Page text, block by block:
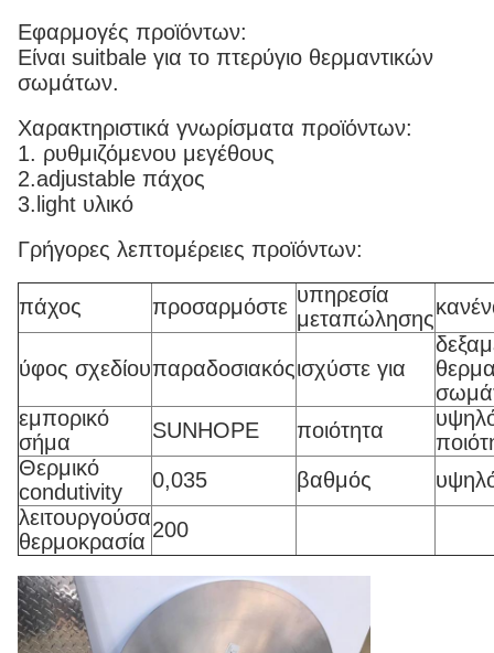
Εφαρμογές προϊόντων:
Είναι suitbale για το πτερύγιο θερμαντικών
σωμάτων.
Χαρακτηριστικά γνωρίσματα προϊόντων:
1. ρυθμιζόμενου μεγέθους
2.adjustable πάχος
3.light υλικό
Γρήγορες λεπτομέρειες προϊόντων:
πάχος προσαρμόστε υπηρεσία
μεταπώλησης
ύφος σχεδίουπαραδοσιακόςισχύστε για
εμπορικό
σήμα
SUNHOPE ποιότητα
Θερμικό
condutivity
0,035 βαθμός
λειτουργούσα
θερμοκρασία 200